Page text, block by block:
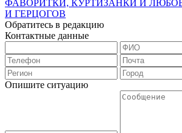
ФАВОРИТКИ, КУРТИЗАНКИ И
И ГЕРЦОГОВ
Обратитесь в редакцию
Контактные данные
Опишите ситуацию